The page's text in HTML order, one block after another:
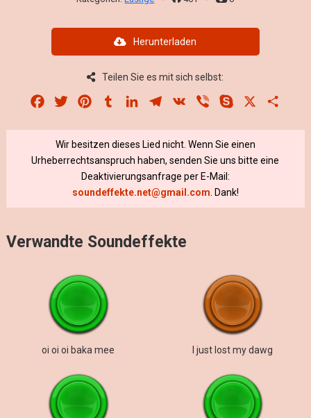
Herunterladen
Teilen Sie es mit sich selbst:
Facebook
Twitter PinterestTumblrLinkedInTelegram
VK Viber Skype
Wir besitzen dieses Lied nicht. Wenn Sie einen
Urheberrechtsanspruch haben, senden Sie uns bitte eine
Deaktivierungsanfrage per E-Mail:
soundeffekte.net@gmail.com . Dank!
Verwandte Soundeffekte
oi oi oi baka mee I just lost my dawg